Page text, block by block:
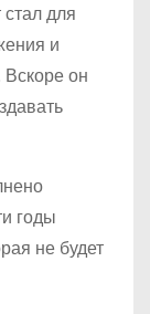
для
и
Вскоре он
годы
не будет